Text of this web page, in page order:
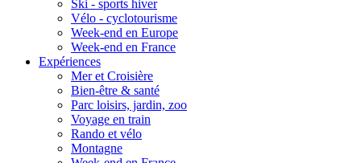
Ski - sports hiver
Vélo - cyclotourisme
Week-end en Europe
Week-end en France
Expériences
Mer et Croisière
Bien-être & santé
Parc loisirs, jardin, zoo
Voyage en train
Rando et vélo
Montagne